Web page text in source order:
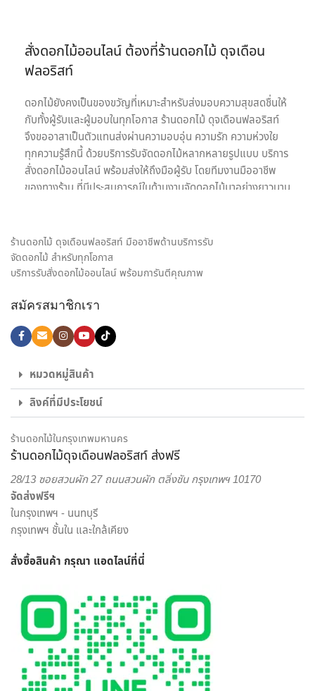
สั่งดอกไม้ออนไลน์ ต้องที่ร้านดอกไม้ ดุจเดือน
ฟลอริสท์
ดอกไม้ยังคงเป็นของขวัญที่เหมาะสำหรับส่งมอบความสุขสดชื่นให้
กับทั้งผู้รับและผู้มอบในทุกโอกาส ร้านดอกไม้ ดุจเดือนฟลอริสท์
จึงขออาสาเป็นตัวแทนส่งผ่านความอบอุ่น ความรัก ความห่วงใย
ทุกความรู้สึกนี้ ด้วยบริการรับจัดดอกไม้หลากหลายรูปแบบ บริการ
สั่งดอกไม้ออนไลน์ พร้อมส่งให้ถึงมือผู้รับ โดยทีมงานมืออาชีพ
ของทางร้าน ที่มีประสบการณ์ในด้านงานจัดดอกไม้มาอย่างยาวนาน
เรา คือ การเป็นสื่อกลางของทุกความรู้สึก พร้อมสร้างความประทับ
ใจให้กับทั้งผู้รับและผู้มอบดอกไม้ เราจึงมุ่งมั่นใส่ใจทุกรายละเอียด
ในงานจัดดอกไม้ ให้ได้ผลงานออกมาตรงตามความต้องการของ
ช่อดอกไม้รับปริญญา ช่อดอกไม้อวยพรวันเกิด, กระเช้าดอกไม้
แสดงความยินดี และดอกไม้ของขวัญอีกหลายรูปแบบ ก็มั่นใจ
เลือก สั่งดอกไม้ออนไลน์ กับ ร้านดอกไม้ ของเราได้เลย
ไม่ใช่แค่เพียงความความพิถีพิถันในงานรับจัดดอกไม้ เพื่อให้ทุกผล
งานออกมาสวยงามเท่านั้น แต่เรายังใส่ใจในด้านบริการส่งดอกไม้
และส่งของขวัญอีกด้วย พนักงานส่งสินค้าของจากร้านของเรา
เป็นผู้ที่มีความเชี่ยวชาญด้านดอกไม้เป็นพิเศษ สามารถดูแลรักษา
สินค้าให้ถึงมือผู้รับได้อย่างสมบูรณ์ที่สุด เพราะเรา คือ ร้านดอกไม้
ออนไลน์ ที่เน้นให้บริการเพื่อตอบโจทย์ไลฟ์สไตล์ของคนยุคใหม่
สะดวกสบาย ครบครัน ครอบคลุมในแห่งเดียว
เราพร้อมรังสรรค์สินค้าตามความต้องการของคุณ โดยลูกค้า
สามารถเลือกสั่งดอกไม้และรูปแบบการจัดดอกไม้ได้อย่างเต็มที่
ทีมงานจาก ร้านดอกไม้ออนไลน์ ดุจเดือน ฟลอริสท์ ยินดีให้คำ
ปรึกษาแนะนำเรื่องการส่งของขวัญ ประเภทดอกไม้ เพื่อสร้างความ
ประทับใจให้กับผู้รับมากที่สุด ไม่ว่าจะเป็นโอกาสพิเศษ งานเทศกาล
ประสบการณ์ ต้องเลือกสั่งดอกไม้ออนไลน์ กับ “ดุจเดือน
ฟลอริสท์” เท่านั้น เราไม่ทำให้คุณผิดหวังแน่นอน
ร้านดอกไม้ ดุจเดือนฟลอริสท์ มืออาชีพด้านบริการรับ
จัดดอกไม้ สำหรับทุกโอกาส
บริการรับสั่งดอกไม้ออนไลน์ พร้อมการันตีคุณภาพ
สมัครสมาชิกเรา
หมวดหมู่สินค้า
ลิงค์ที่มีประโยชน์
ร้านดอกไม้ในกรุงเทพมหานคร
ร้านดอกไม้ดุจเดือนฟลอริสท์ ส่งฟรี
28/13 ซอยสวนผัก 27 ถนนสวนผัก ตลิ่งชัน กรุงเทพฯ 10170
จัดส่งฟรีฯ
ในกรุงเทพฯ - นนทบุรี
กรุงเทพฯ ชั้นใน และใกล้เคียง
สั่งซื้อสินค้า กรุณา แอดไลน์ที่นี่